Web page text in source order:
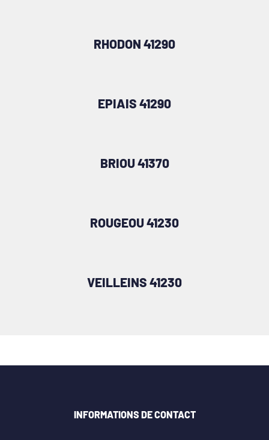
RHODON 41290
EPIAIS 41290
BRIOU 41370
ROUGEOU 41230
VEILLEINS 41230
INFORMATIONS DE CONTACT